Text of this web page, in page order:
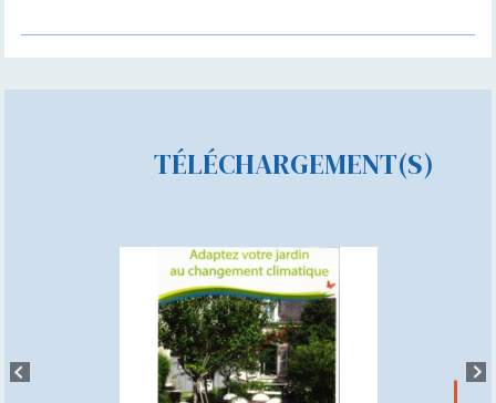
TÉLÉCHARGEMENT(S)